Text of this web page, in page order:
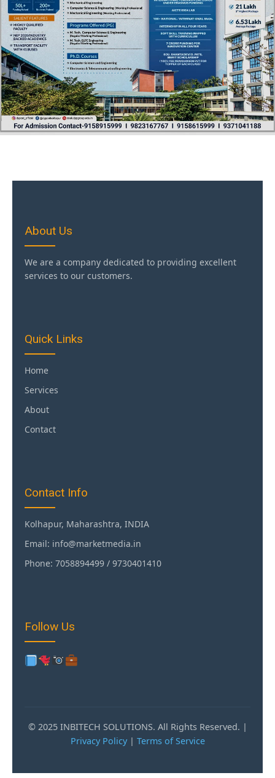
About Us
We are a company dedicated to providing excellent
services to our customers.
Quick Links
Home
Services
About
Contact
Contact Info
Kolhapur, Maharashtra, INDIA
Email: info@marketmedia.in
Phone: 7058894499 / 9730401410
Follow Us
© 2025 INBITECH SOLUTIONS. All Rights Reserved. |
Privacy Policy| Terms of Service